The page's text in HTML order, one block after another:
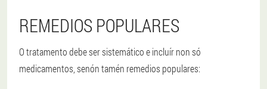
REMEDIOS POPULARES
O tratamento debe ser sistemático e incluír non só
medicamentos, senón tamén remedios populares: